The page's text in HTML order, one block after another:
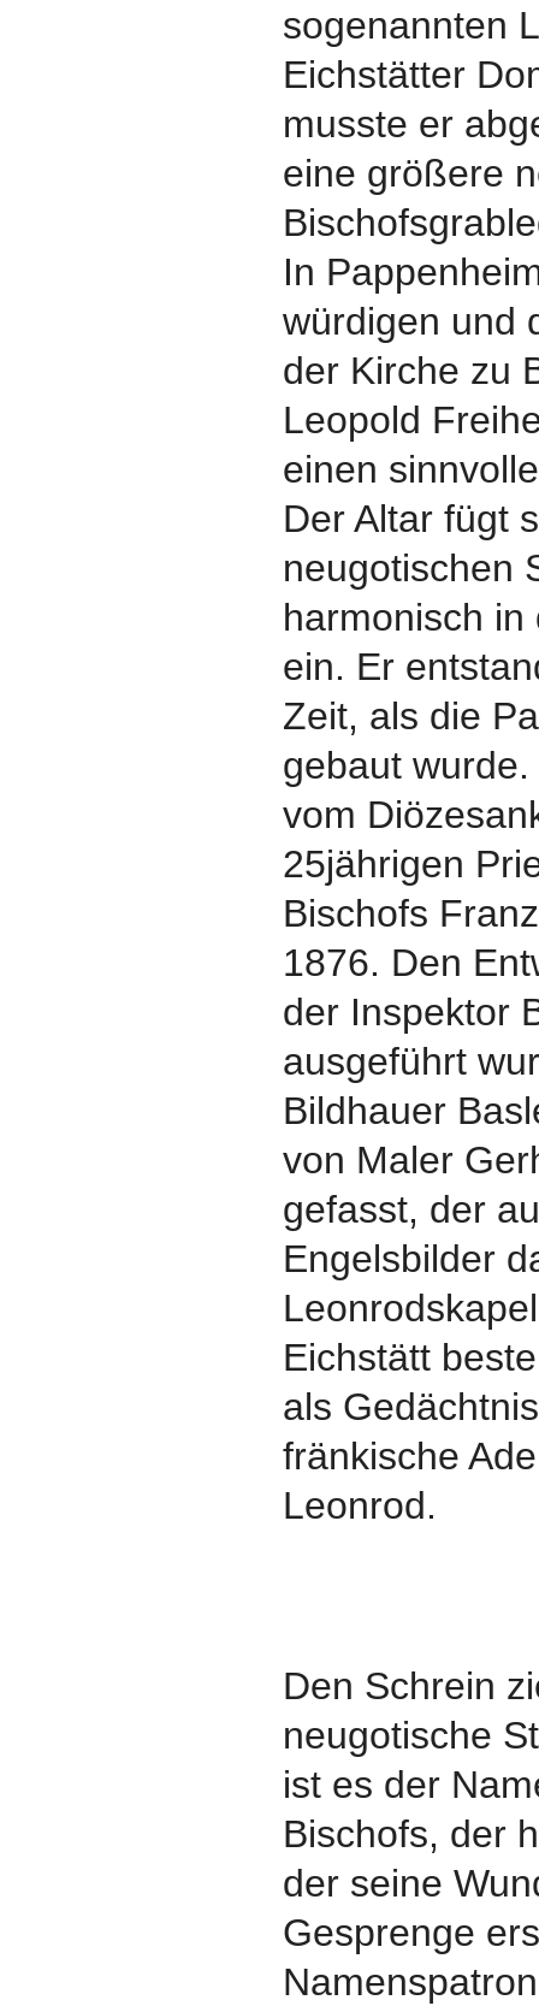
sogenannten
Eichstätter
musste er
eine größere
In
würdigen und
der Kirche zu
Leopold
einen
Der Altar fügt
neugotischen
harmonisch
ein. Er
Zeit, als die
gebaut
vom
25jährigen
Bischofs
1876. Den
der Inspektor
ausgeführt
Bildhauer
von Maler
gefasst, der
Engelsbilder
Eichstätt
als
fränkische
Leonrod.
Den Schrein
neugotische
ist es der
Bischofs, der
der seine
Gesprenge